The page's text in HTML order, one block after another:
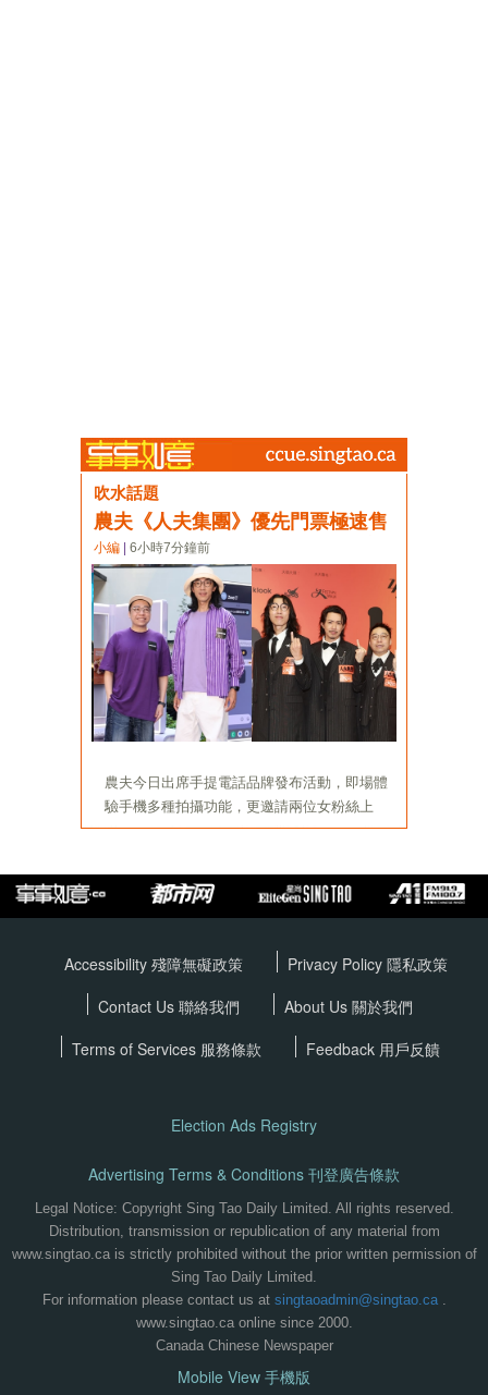
Accessibility 殘障無礙政策 Privacy Policy 隱私政策
Contact Us 聯絡我們
About Us 關於我們
Terms of Services 服務條款 Feedback 用戶反饋
Election Ads Registry
Advertising Terms & Conditions 刊登廣告條款
Legal Notice: Copyright Sing Tao Daily Limited. All rights reserved.
Distribution, transmission or republication of any material from
www.singtao.ca is strictly prohibited without the prior written permission of
Sing Tao Daily Limited.
For information please contact us at singtaoadmin@singtao.ca.
www.singtao.ca online since 2000.
Canada Chinese Newspaper
Mobile View 手機版